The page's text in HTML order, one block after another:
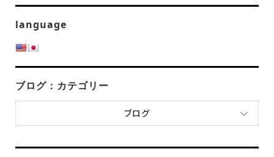
language
ブログ：カテゴリー
ブログ